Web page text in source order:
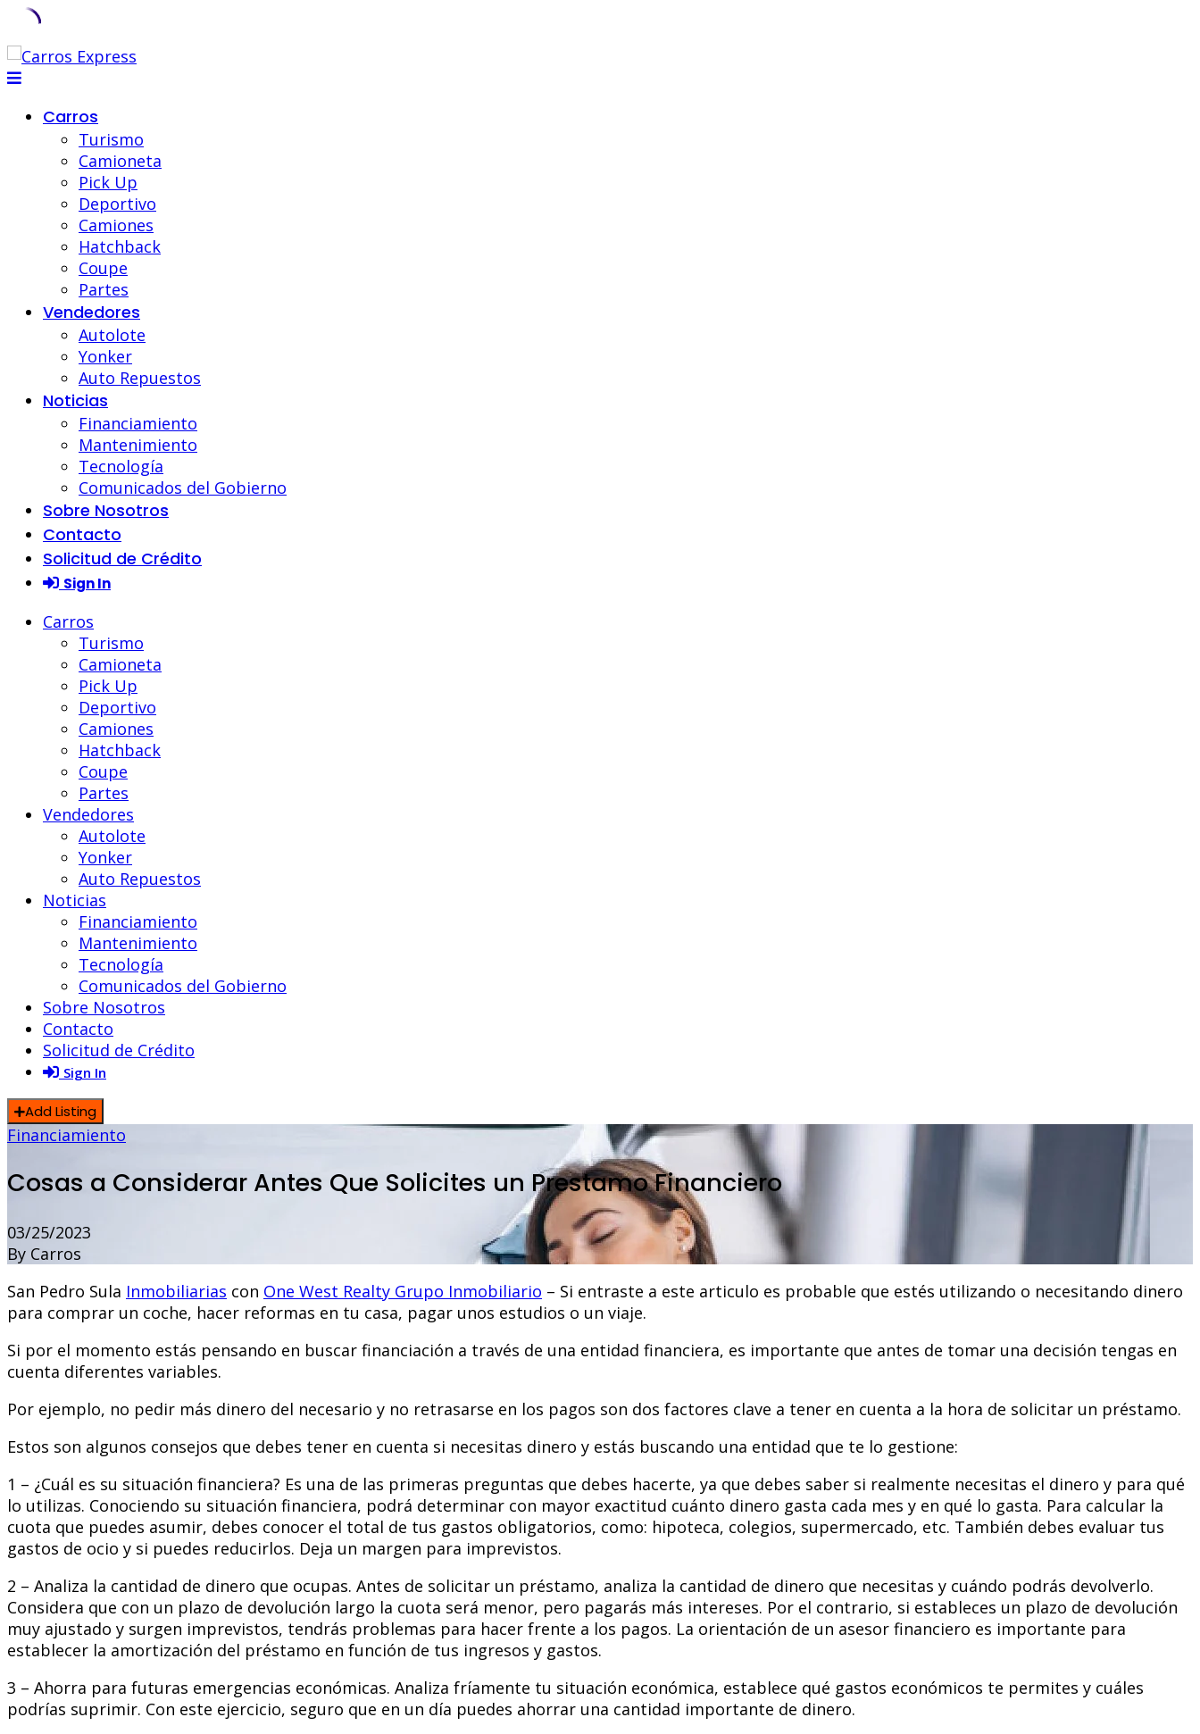
Carros
Turismo
Camioneta
Pick Up
Deportivo
Camiones
Hatchback
Coupe
Partes
Vendedores
Autolote
Yonker
Auto Repuestos
Noticias
Financiamiento
Mantenimiento
Tecnología
Comunicados del Gobierno
Sobre Nosotros
Contacto
Solicitud de Crédito
Sign In
Carros
Turismo
Camioneta
Pick Up
Deportivo
Camiones
Hatchback
Coupe
Partes
Vendedores
Autolote
Yonker
Auto Repuestos
Noticias
Financiamiento
Mantenimiento
Tecnología
Comunicados del Gobierno
Sobre Nosotros
Contacto
Solicitud de Crédito
Sign In
Add Listing
Financiamiento
Cosas a Considerar Antes Que Solicites un Prestamo Financiero
03/25/2023
By Carros
San Pedro Sula Inmobiliarias con One West Realty Grupo Inmobiliario – Si entraste a este articulo es probable que estés utilizando o necesitando dinero
para comprar un coche, hacer reformas en tu casa, pagar unos estudios o un viaje.
Si por el momento estás pensando en buscar financiación a través de una entidad financiera, es importante que antes de tomar una decisión tengas en
cuenta diferentes variables.
Por ejemplo, no pedir más dinero del necesario y no retrasarse en los pagos son dos factores clave a tener en cuenta a la hora de solicitar un préstamo.
Estos son algunos consejos que debes tener en cuenta si necesitas dinero y estás buscando una entidad que te lo gestione:
1 – ¿Cuál es su situación financiera? Es una de las primeras preguntas que debes hacerte, ya que debes saber si realmente necesitas el dinero y para qué
lo utilizas. Conociendo su situación financiera, podrá determinar con mayor exactitud cuánto dinero gasta cada mes y en qué lo gasta. Para calcular la
cuota que puedes asumir, debes conocer el total de tus gastos obligatorios, como: hipoteca, colegios, supermercado, etc. También debes evaluar tus
gastos de ocio y si puedes reducirlos. Deja un margen para imprevistos.
2 – Analiza la cantidad de dinero que ocupas. Antes de solicitar un préstamo, analiza la cantidad de dinero que necesitas y cuándo podrás devolverlo.
Considera que con un plazo de devolución largo la cuota será menor, pero pagarás más intereses. Por el contrario, si estableces un plazo de devolución
muy ajustado y surgen imprevistos, tendrás problemas para hacer frente a los pagos. La orientación de un asesor financiero es importante para
establecer la amortización del préstamo en función de tus ingresos y gastos.
3 – Ahorra para futuras emergencias económicas. Analiza fríamente tu situación económica, establece qué gastos económicos te permites y cuáles
podrías suprimir. Con este ejercicio, seguro que en un día puedes ahorrar una cantidad importante de dinero.